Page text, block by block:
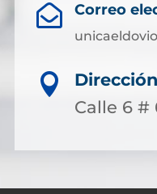
 Correo

Calle 6 #